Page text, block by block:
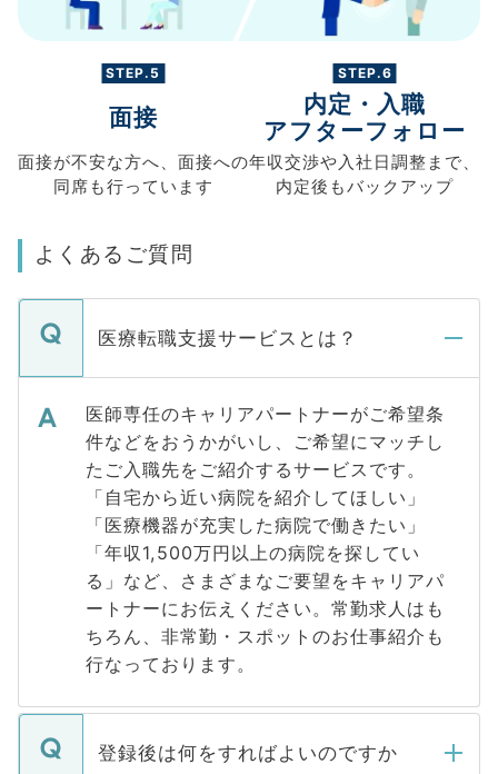
STEP.5
面接
面接が不安な方へ、 面接への
同席も行っています
STEP.6
内定・入職
アフターフォロー
年収交渉や入社日調整まで、
内定後もバックアップ
よくあるご質問
医療転職支援サービスとは？
医師専任のキャリアパートナーがご希望条
件などをおうかがいし、ご希望にマッチし
たご入職先をご紹介するサービスです。
「自宅から近い病院を紹介してほしい」
「医療機器が充実した病院で働きたい」
「年収1,500万円以上の病院を探してい
る」など、さまざまなご要望をキャリアパ
ートナーにお伝えください。常勤求人はも
ちろん、非常勤・スポットのお仕事紹介も
行なっております。
登録後は何をすればよいのですか